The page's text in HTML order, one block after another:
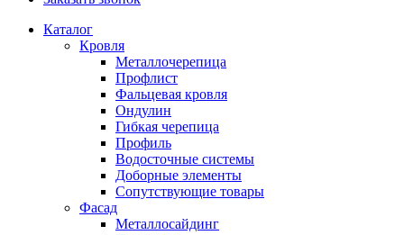
Каталог
Кровля
Металлочерепица
Профлист
Фальцевая кровля
Ондулин
Гибкая черепица
Профиль
Водосточные системы
Доборные элементы
Сопутствующие товары
Фасад
Металлосайдинг